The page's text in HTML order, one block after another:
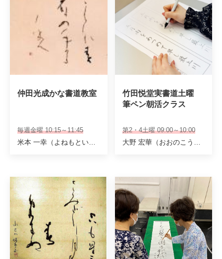
仲田光成かな書道教室
毎週金曜 10:15～11:45
竹田悦堂実書道土曜
筆ペン朝活クラス
第2・4土曜 09:00～10:00